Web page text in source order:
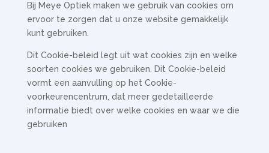
Bij Meye Optiek maken we gebruik van cookies om
ervoor te zorgen dat u onze website gemakkelijk
kunt gebruiken.
Dit Cookie-beleid legt uit wat cookies zijn en welke
soorten cookies we gebruiken. Dit Cookie-beleid
vormt een aanvulling op het Cookie-
voorkeurencentrum, dat meer gedetailleerde
informatie biedt over welke cookies en waar we die
gebruiken